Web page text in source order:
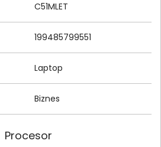
C51MLET
199485799551
Laptop
Biznes
Procesor